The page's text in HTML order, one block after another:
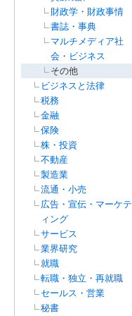
財政学・財政事情
書誌・事典
マルチメディア社
会・ビジネス
その他
ビジネスと法律
税務
金融
保険
株・投資
不動産
製造業
流通・小売
広告・宣伝・マーケテ
ィング
サービス
業界研究
就職
転職・独立・再就職
セールス・営業
秘書